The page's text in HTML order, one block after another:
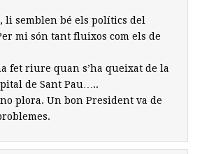
li semblen bé els polítics del
mi són tant fluixos com els de
fet riure quan s’ha queixat de la
de Sant Pau…..
plora. Un bon President va de